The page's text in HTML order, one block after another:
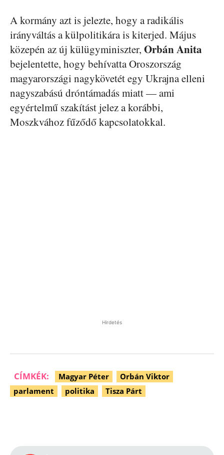
A kormány azt is jelezte, hogy a radikális
irányváltás a külpolitikára is kiterjed. Május
közepén az új külügyminiszter, OrbánAnita
bejelentette, hogy behívatta Oroszország
magyarországi nagykövetét egy Ukrajna elleni
nagyszabású dróntámadás miatt — ami
egyértelmű szakítást jelez a korábbi,
Moszkvához fűződő kapcsolatokkal.
Hirdetés
CÍMKÉK: Magyar Péter
Orbán Viktor
parlament
politika Tisza Párt